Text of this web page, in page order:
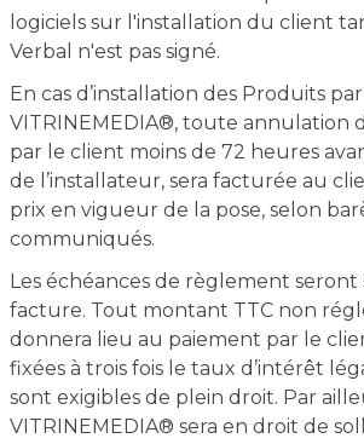
logiciels sur l'installation du client
Verbal n'est pas signé.
En cas d’installation des Produits par
VITRINEMEDIA®, toute annulation
par le client moins de 72 heures
de l’installateur, sera facturée au
prix en vigueur de la pose, selon
communiqués.
Les échéances de règlement seront
facture. Tout montant TTC non
donnera lieu au paiement par le
fixées à trois fois le taux d’intérêt
sont exigibles de plein droit. Par
VITRINEMEDIA® sera en droit de